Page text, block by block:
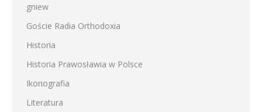
gniew
Goście Radia Orthodoxia
Historia
Historia Prawosławia w Polsce
Ikonografia
Literatura